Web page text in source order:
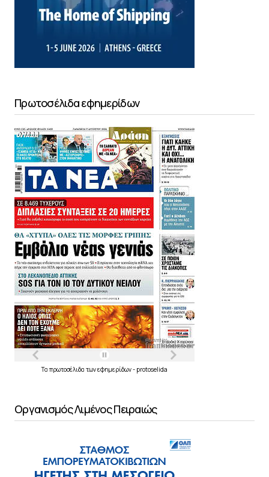
Πρωτοσέλιδα εφημερίδων
Τα πρωτοσέλιδα τωνεφημερίδων- protoselida
Οργανισμός Λιμένος Πειραιώς